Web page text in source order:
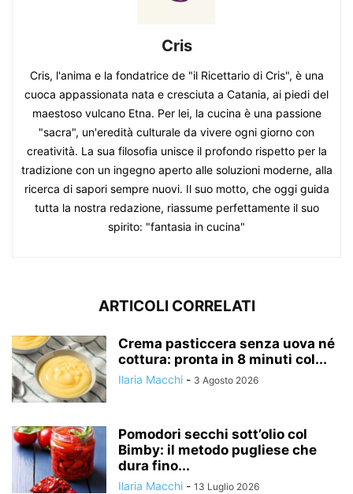
Cris
Cris, l'anima e la fondatrice de "il Ricettario di Cris", è una
cuoca appassionata nata e cresciuta a Catania, ai piedi del
maestoso vulcano Etna. Per lei, la cucina è una passione
"sacra", un'eredità culturale da vivere ogni giorno con
creatività. La sua filosofia unisce il profondo rispetto per la
tradizione con un ingegno aperto alle soluzioni moderne, alla
ricerca di sapori sempre nuovi. Il suo motto, che oggi guida
tutta la nostra redazione, riassume perfettamente il suo
spirito: "fantasia in cucina"
ARTICOLI CORRELATI
Crema pasticcera senza uova né
cottura: pronta in 8 minuti col...
Ilaria Macchi - 3 Agosto 2026
Pomodori secchi sott’olio col
Bimby: il metodo pugliese che
dura fino...
Ilaria Macchi - 13 Luglio 2026